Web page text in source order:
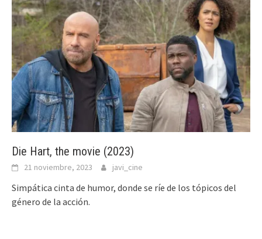
Die Hart, the movie (2023)
21 noviembre, 2023 javi_cine
Simpática cinta de humor, donde se ríe de los tópicos del
género de la acción.